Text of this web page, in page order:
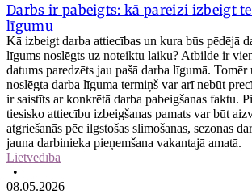
Darbs ir pabeigts: kā pareizi izbeigt
līgumu
Kā izbeigt darba attiecības un kura būs pēdējā
līgums noslēgts uz noteiktu laiku? Atbilde ir
datums paredzēts jau pašā darba līgumā.
noslēgta darba līguma termiņš var arī nebūt
ir saistīts ar konkrētā darba pabeigšanas faktu.
tiesisko attiecību izbeigšanas pamats var būt
atgriešanās pēc ilgstošas slimošanas, sezonas
jauna darbinieka pieņemšana vakantajā amatā.
Lietvedība
•
08.05.2026